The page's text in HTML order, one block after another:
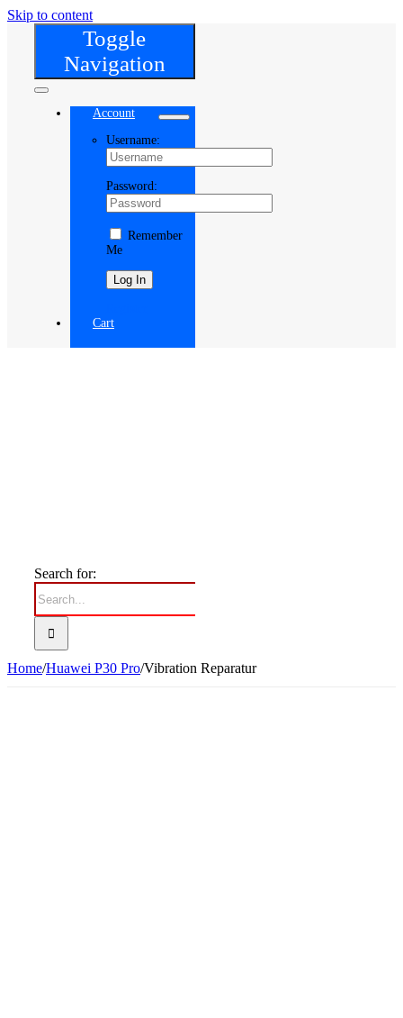
Skip to content
Toggle
Navigation
Account
Username:
Password:
Remember
Me
Cart
Search for:
Home/Huawei P30 Pro/Vibration Reparatur